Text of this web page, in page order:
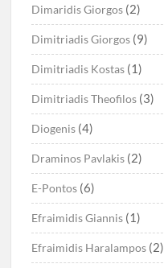
Dimaridis Giorgos (2)
Dimitriadis Giorgos (9)
Dimitriadis Kostas (1)
Dimitriadis Theofilos (3)
Diogenis (4)
Draminos Pavlakis (2)
E-Pontos (6)
Efraimidis Giannis (1)
Efraimidis Haralampos (2)